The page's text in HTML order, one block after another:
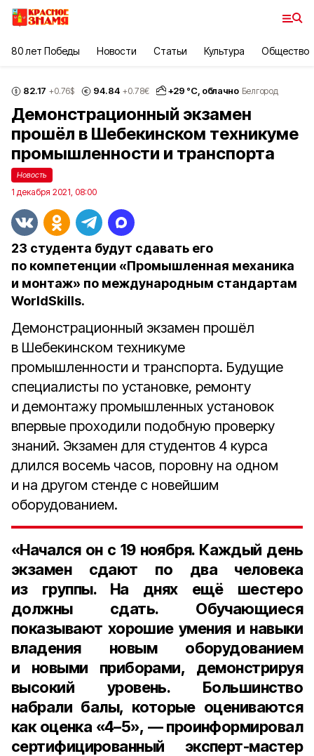
80 лет Победы Новости Статьи Культура Общество
82.17 +0.76$ 94.84 +0.78€ +29 °С, облачно Белгород
Демонстрационный экзамен
прошёл в Шебекинском техникуме
промышленности и транспорта
Новость
1 декабря 2021, 08:00
23 студента будут сдавать его
по компетенции «Промышленная механика
и монтаж» по международным стандартам
WorldSkills.
Демонстрационный экзамен прошёл
в Шебекинском техникуме
промышленности и транспорта. Будущие
специалисты по установке, ремонту
и демонтажу промышленных установок
впервые проходили подобную проверку
знаний. Экзамен для студентов 4 курса
длился восемь часов, поровну на одном
и на другом стенде с новейшим
оборудованием.
«Начался он с 19 ноября. Каждый день
экзамен сдают по два человека
из группы. На днях ещё шестеро
должны сдать. Обучающиеся
показывают хорошие умения и навыки
владения новым оборудованием
и новыми приборами, демонстрируя
высокий уровень. Большинство
набрали балы, которые оцениваются
как оценка «4–5», — проинформировал
сертифицированный эксперт-мастер